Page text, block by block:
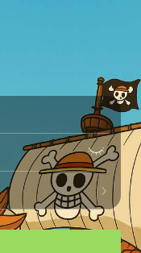

